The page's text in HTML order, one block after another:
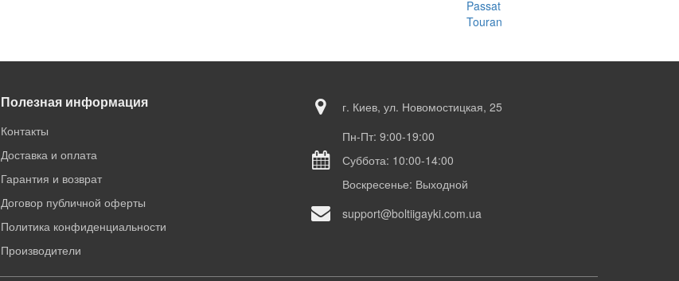
Passat
Touran
Полезная информация
Контакты
Доставка и оплата
Гарантия и возврат
Договор публичной оферты
Политика конфиденциальности
Производители
г. Киев, ул. Новомостицкая, 25
Пн-Пт: 9:00-19:00
Суббота: 10:00-14:00
Воскресенье: Выходной
support@boltiigayki.com.ua